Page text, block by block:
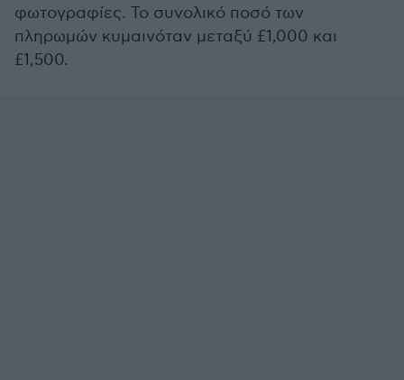
φωτογραφίες. Το συνολικό ποσό των
πληρωμών κυμαινόταν μεταξύ £1,000 και
£1,500.